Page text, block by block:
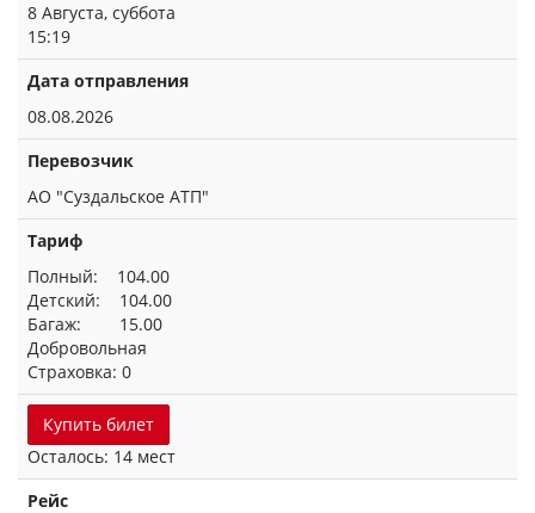
8 Августа, суббота
15:19
Дата отправления
08.08.2026
Перевозчик
АО "Суздальское АТП"
Тариф
Полный: 104.00
Детский: 104.00
Багаж: 15.00
Добровольная
Страховка: 0
Купить билет
Осталось: 14 мест
Рейс